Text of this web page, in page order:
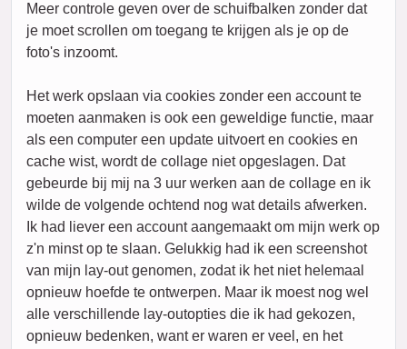
Meer controle geven over de schuifbalken zonder dat
je moet scrollen om toegang te krijgen als je op de
foto's inzoomt.
Het werk opslaan via cookies zonder een account te
moeten aanmaken is ook een geweldige functie, maar
als een computer een update uitvoert en cookies en
cache wist, wordt de collage niet opgeslagen. Dat
gebeurde bij mij na 3 uur werken aan de collage en ik
wilde de volgende ochtend nog wat details afwerken.
Ik had liever een account aangemaakt om mijn werk op
z'n minst op te slaan. Gelukkig had ik een screenshot
van mijn lay-out genomen, zodat ik het niet helemaal
opnieuw hoefde te ontwerpen. Maar ik moest nog wel
alle verschillende lay-outopties die ik had gekozen,
opnieuw bedenken, want er waren er veel, en het